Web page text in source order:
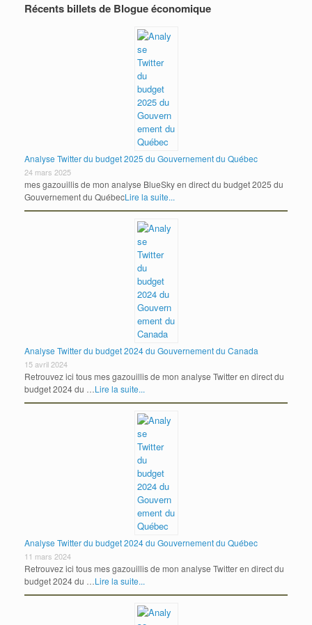
Récents billets de Blogue économique
Analyse Twitter du budget 2025 du Gouvernement du Québec
24 mars 2025
mes gazouillis de mon analyse BlueSky en direct du budget 2025 du
Gouvernement du QuébecLire la suite...
Analyse Twitter du budget 2024 du Gouvernement du Canada
15 avril 2024
Retrouvez ici tous mes gazouillis de mon analyse Twitter en direct du
budget 2024 du …Lire la suite...
Analyse Twitter du budget 2024 du Gouvernement du Québec
11 mars 2024
Retrouvez ici tous mes gazouillis de mon analyse Twitter en direct du
budget 2024 du …Lire la suite...